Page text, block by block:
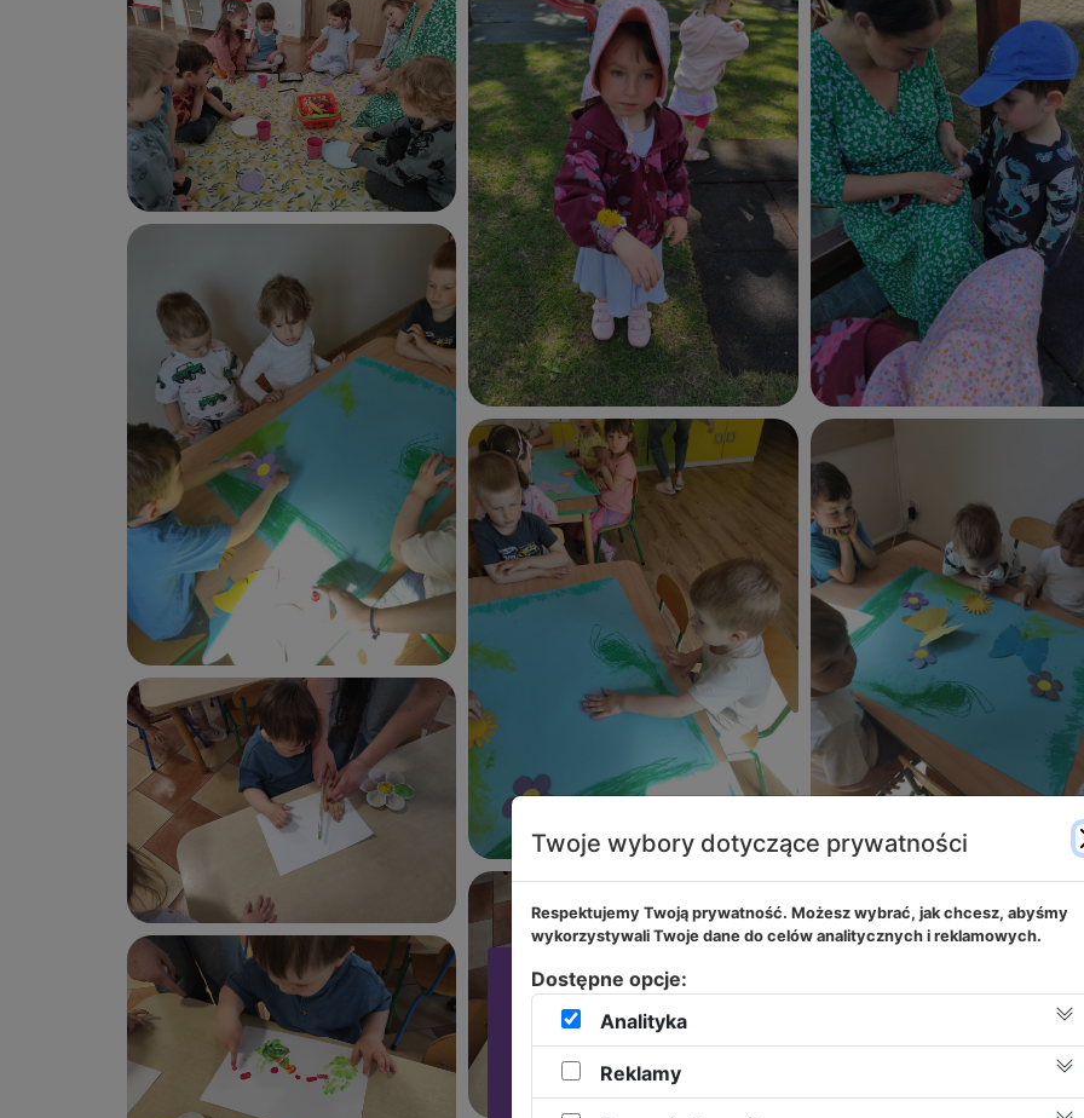
Rekrutacja2026/2027
Rekrutacja do Żłobka i Przedszkola 2026/2027 otwarta!
Zapraszamy do zapisów przez Formularz Rekrutacyjny w
Twoje wybory dotyczące prywatności
Respektujemy Twoją prywatność. Możesz wybrać, jak chcesz, abyśmy
wykorzystywali Twoje dane do celów analitycznych i reklamowych.
Dostępne opcje:
Analityka
Reklamy